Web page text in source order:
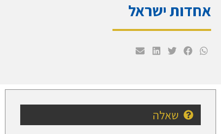
אחדות ישראל
שאלה